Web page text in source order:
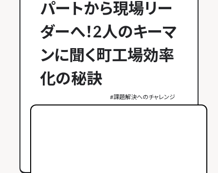
パートから現場リー
ダーへ！2人のキーマ
ンに聞く町工場効率
化の秘訣
#課題解決へのチャレンジ